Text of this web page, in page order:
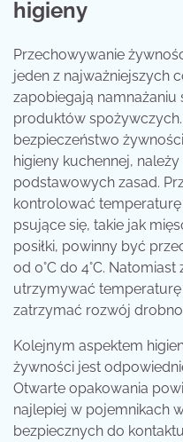
higieny
Przechowywanie
jeden z najważniejszych
zapobiegają namnażaniu
produktów
bezpieczeństwo
higieny kuchennej,
podstawowych zasad.
kontrolować
psujące się, takie jak
posiłki, powinny być
od 0°C do 4°C.
utrzymywać temperaturę
zatrzymać rozwój
Kolejnym aspektem
żywności jest
Otwarte opakowania
najlepiej w pojemnikach
bezpiecznych do